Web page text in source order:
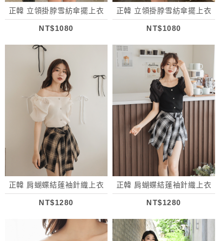
正韓 立領掛脖雪紡傘擺上衣
NT$1080
正韓 立領掛脖雪紡傘擺上衣
NT$1080
正韓 肩蝴蝶結蓬袖針織上衣
NT$1280
正韓 肩蝴蝶結蓬袖針織上衣
NT$1280